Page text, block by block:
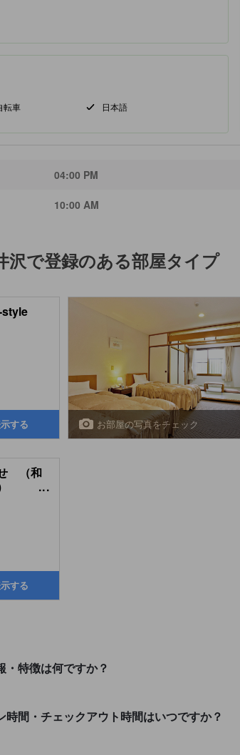
転車 日本語
04:00 PM
10:00 AM
沢で登録のある部屋タイプ
する お部屋の写真をチェック
せ （和
Room
...
する
特徴は何ですか？
・チェックアウト時間はいつですか？